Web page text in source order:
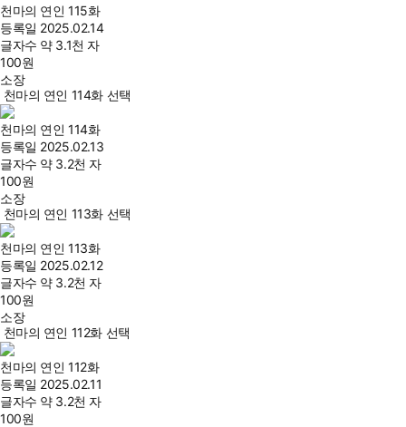
천마의 연인 115화
등록일 2025.02.14
글자수 약 3.1천 자
100원
소장
천마의 연인 114화 선택
천마의 연인 114화
등록일 2025.02.13
글자수 약 3.2천 자
100원
소장
천마의 연인 113화 선택
천마의 연인 113화
등록일 2025.02.12
글자수 약 3.2천 자
100원
소장
천마의 연인 112화 선택
천마의 연인 112화
등록일 2025.02.11
글자수 약 3.2천 자
100원